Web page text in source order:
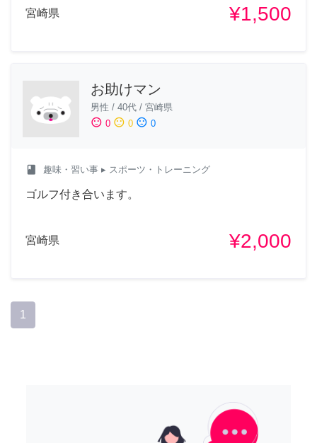
宮崎県 ¥1,500
お助けマン
男性 / 40代 / 宮崎県
sentiment_satisfied 0 sentiment_neutral 0 sentiment_dissatisfied 0
class 趣味・習い事 ▸ スポーツ・トレーニング
ゴルフ付き合います。
宮崎県 ¥2,000
1